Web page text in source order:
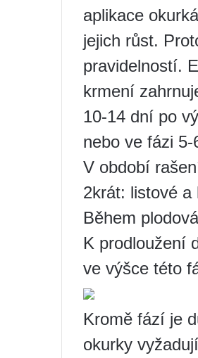
aplikace
jejich růst.
pravidelností.
krmení
10-14 dní po
nebo ve fázi
V období
2krát: listové a
Během
K prodloužení
ve výšce této
Kromě fází je
okurky